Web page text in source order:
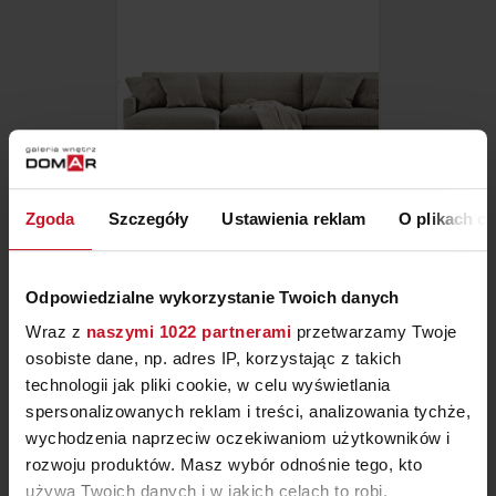
Zgoda Szczegóły Ustawienia reklam O plikach
Odpowiedzialne wykorzystanie Twoich danych
Wraz z naszymi 1022 partnerami przetwarzamy Twoje
osobiste dane, np. adres IP, korzystając z takich
technologii jak pliki cookie, w celu wyświetlania
spersonalizowanych reklam i treści, analizowania tychże,
wychodzenia naprzeciw oczekiwaniom użytkowników i
rozwoju produktów. Masz wybór odnośnie tego, kto
używa Twoich danych i w jakich celach to robi.
SOFA RITZ
ZAPYTAJ O CENĘ W SALONIE